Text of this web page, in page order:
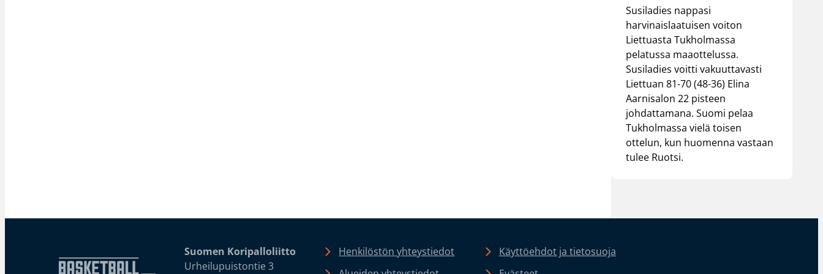
Susiladies nappasi
harvinaislaatuisen voiton
Liettuasta Tukholmassa
pelatussa maaottelussa.
Susiladies voitti vakuuttavasti
Liettuan 81-70 (48-36) Elina
Aarnisalon 22 pisteen
johdattamana. Suomi pelaa
Tukholmassa vielä toisen
ottelun, kun huomenna vastaan
tulee Ruotsi.
Suomen Koripalloliitto
Urheilupuistontie 3
Henkilöstön yhteystiedot
Käyttöehdot ja tietosuoja